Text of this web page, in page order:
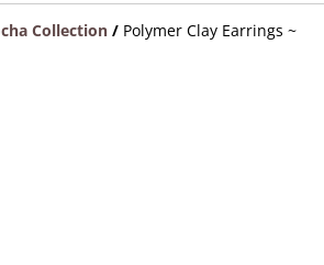
Collection / Polymer Clay Earrings ~